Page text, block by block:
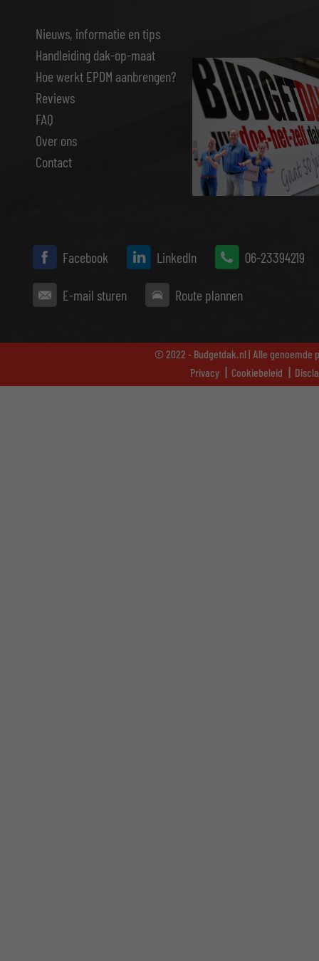
Nieuws, informatie en tips
Handleiding dak-op-maat
Hoe werkt EPDM aanbrengen?
Reviews
FAQ
Over ons
Contact
Facebook LinkedIn 06-23394219
E-mail sturen Route plannen
© 2022 - Budgetdak.nl | Alle genoemde
Privacy
Cookiebeleid